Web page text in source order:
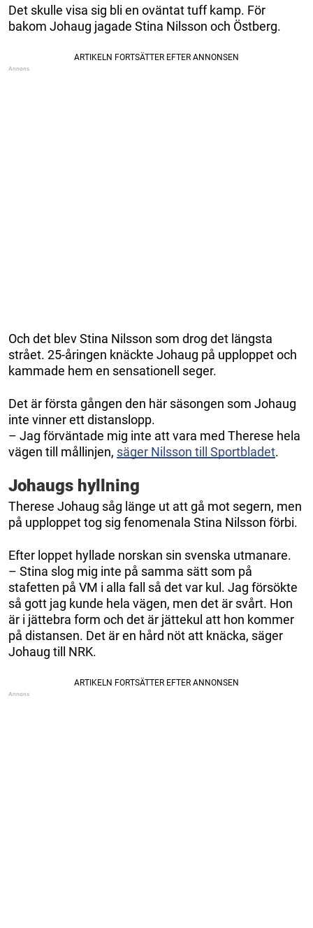
Det skulle visa sig bli en oväntat tuff kamp. För
bakom Johaug jagade Stina Nilsson och Östberg.
Och det blev Stina Nilsson som drog det längsta
strået. 25-åringen knäckte Johaug på upploppet och
kammade hem en sensationell seger.
Det är första gången den här säsongen som Johaug
inte vinner ett distanslopp.
– Jag förväntade mig inte att vara med Therese hela
vägen till mållinjen, säger Nilsson till Sportbladet.
Johaugs hyllning
Therese Johaug såg länge ut att gå mot segern, men
på upploppet tog sig fenomenala Stina Nilsson förbi.
Efter loppet hyllade norskan sin svenska utmanare.
– Stina slog mig inte på samma sätt som på
stafetten på VM i alla fall så det var kul. Jag försökte
så gott jag kunde hela vägen, men det är svårt. Hon
är i jättebra form och det är jättekul att hon kommer
på distansen. Det är en hård nöt att knäcka, säger
Johaug till NRK.